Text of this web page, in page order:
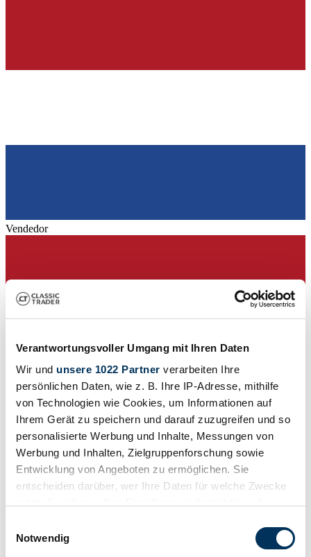
Verantwortungsvoller Umgang mit Ihren Daten
Wir und unsere 1022 Partner verarbeiten Ihre
persönlichen Daten, wie z. B. Ihre IP-Adresse, mithilfe
von Technologien wie Cookies, um Informationen auf
Ihrem Gerät zu speichern und darauf zuzugreifen und so
personalisierte Werbung und Inhalte, Messungen von
Werbung und Inhalten, Zielgruppenforschung sowie
Entwicklung von Angeboten zu ermöglichen. Sie
entscheiden darüber, wer Ihre Daten für welche Zwecke
Trigger Symbol ändern oder widerrufen
Notwendig
Vendedor
Vendedor
Anuncio caducado